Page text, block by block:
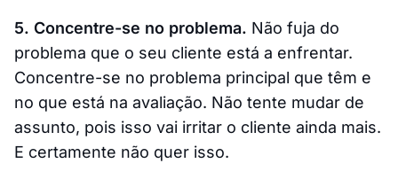
5. Concentre-se no problema. Não fuja do
problema que o seu cliente está a enfrentar.
Concentre-se no problema principal que têm e
no que está na avaliação. Não tente mudar de
assunto, pois isso vai irritar o cliente ainda mais.
E certamente não quer isso.